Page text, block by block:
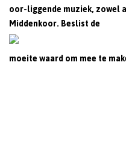
oor-liggende muziek, zowel
Middenkoor. Beslist de
moeite waard om mee te